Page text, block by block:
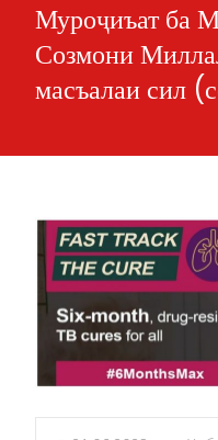
Муроҷиъат ба
Созмони
масъалаи сил